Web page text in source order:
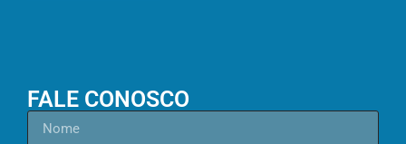
FALE CONOSCO